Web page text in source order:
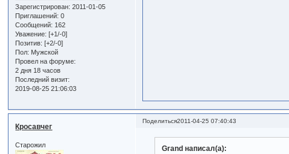
Зарегистрирован: 2011-01-05
Приглашений: 0
Сообщений: 162
Уважение: [+1/-0]
Позитив: [+2/-0]
Пол: Мужской
Провел на форуме:
2 дня 18 часов
Последний визит:
2019-08-25 21:06:03
Поделиться2011-04-25 07:40:43
Кросавчег
Старожил Grand написал(а):